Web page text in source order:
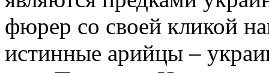
фюрер со своей кликой
истинные арийцы –